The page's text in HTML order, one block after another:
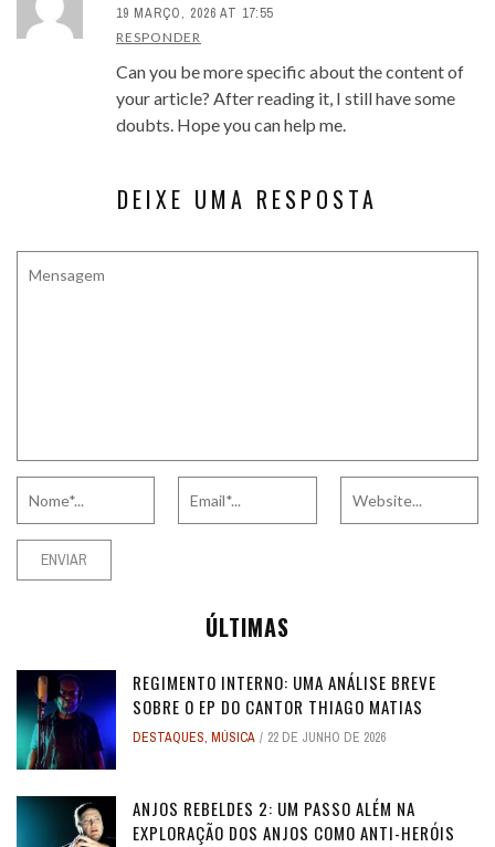
19 MARÇO, 2026 AT 17:55
RESPONDER
Can you be more specific about the content of
your article? After reading it, I still have some
doubts. Hope you can help me.
DEIXE UMA RESPOSTA
ÚLTIMAS
REGIMENTO INTERNO: UMA ANÁLISE BREVE
SOBRE O EP DO CANTOR THIAGO MATIAS
DESTAQUES, MÚSICA 22 DE JUNHO DE 2026
ANJOS REBELDES 2: UM PASSO ALÉM NA
EXPLORAÇÃO DOS ANJOS COMO ANTI-HERÓIS